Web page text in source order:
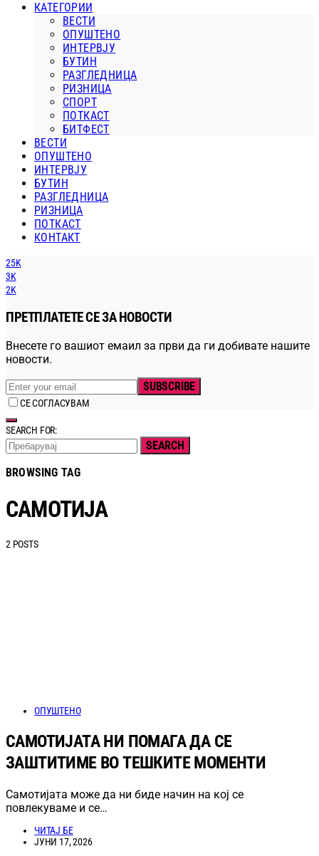
КАТЕГОРИИ
ВЕСТИ
ОПУШТЕНО
ИНТЕРВЈУ
БУТИН
РАЗГЛЕДНИЦА
РИЗНИЦА
СПОРТ
ПОТКАСТ
БИТФЕСТ
ВЕСТИ
ОПУШТЕНО
ИНТЕРВЈУ
БУТИН
РАЗГЛЕДНИЦА
РИЗНИЦА
ПОТКАСТ
КОНТАКТ
25K
3K
2K
ПРЕТПЛАТЕТЕ СЕ ЗА НОВОСТИ
Внесете го вашиот емаил за први да ги добивате нашите
новости.
SUBSCRIBE
СЕ СОГЛАСУВАМ
SEARCH FOR:
SEARCH
BROWSING TAG
САМОТИЈА
2 POSTS
ОПУШТЕНО
САМОТИЈАТА НИ ПОМАГА ДА СЕ
ЗАШТИТИМЕ ВО ТЕШКИТЕ МОМЕНТИ
Самотијата може да ни биде начин на кој се
повлекуваме и се…
ЧИТАЈ БЕ
ЈУНИ 17, 2026